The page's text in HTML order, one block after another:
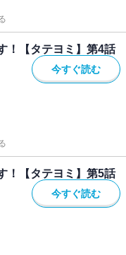
！【タテヨミ】第4話
今すぐ読む
！【タテヨミ】第5話
今すぐ読む